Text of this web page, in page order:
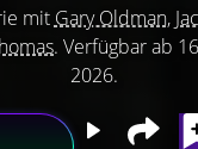
mit Gary Oldman,
. Verfügbar ab
2026.